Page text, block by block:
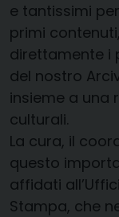
e tantissimi
primi
direttamente i
del nostro
insieme a una
culturali.
La cura, il
questo
affidati
Stampa, che